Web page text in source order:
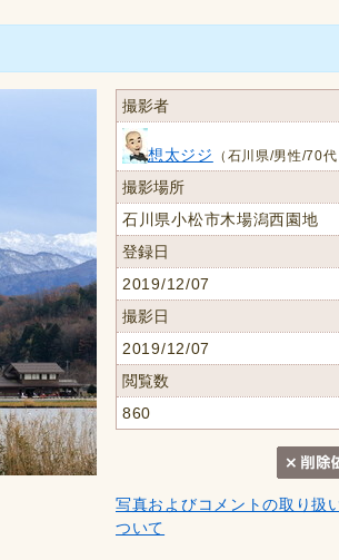
撮影者
想太ジジ （石川県/男性/70代
撮影場所
石川県小松市木場潟西園地
登録日
2019/12/07
撮影日
2019/12/07
閲覧数
860
写真およびコメントの取り扱
ついて